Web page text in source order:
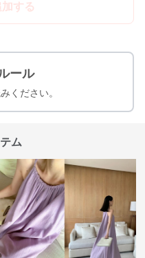
する
ール
ください。
ム